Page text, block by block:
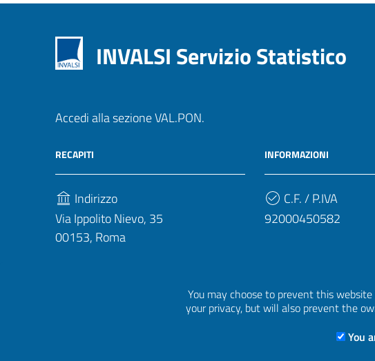
You may choose to prevent this
your privacy, but will also prevent the
You
INVALSI Servizio Statistico
Accedi alla sezione VAL.PON.
RECAPITI
Indirizzo
Via Ippolito Nievo, 35
00153, Roma
INFORMAZIONI
C.F. / P.IVA
92000450582